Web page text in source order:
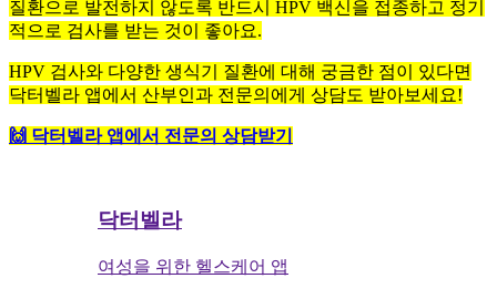
질환으로 발전하지 않도록 반드시 HPV 백신을 접종하고 정기
적으로 검사를 받는 것이 좋아요.
HPV 검사와 다양한 생식기 질환에 대해 궁금한 점이 있다면
닥터벨라 앱에서 산부인과 전문의에게 상담도 받아보세요!
🙌 닥터벨라 앱에서 전문의 상담받기
닥터벨라
여성을 위한 헬스케어 앱